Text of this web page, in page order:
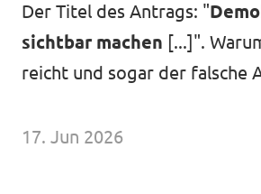
Mache bei uns mit!
Deine Spende für Volt!
Der Titel des Antrags: "
sichtbar machen [...]".
reicht und sogar der falsche
17. Jun 2026